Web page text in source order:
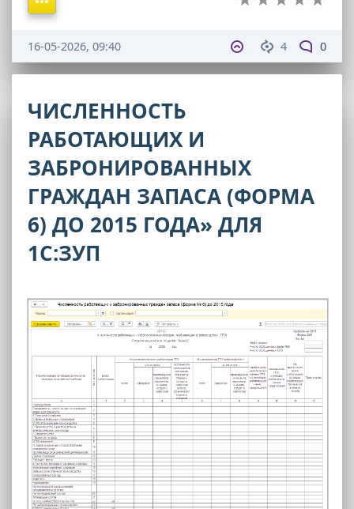
4 0
16-05-2026, 09:40
ЧИСЛЕННОСТЬ
РАБОТАЮЩИХ И
ЗАБРОНИРОВАННЫХ
ГРАЖДАН ЗАПАСА (ФОРМА
6) ДО 2015 ГОДА» ДЛЯ
1С:ЗУП